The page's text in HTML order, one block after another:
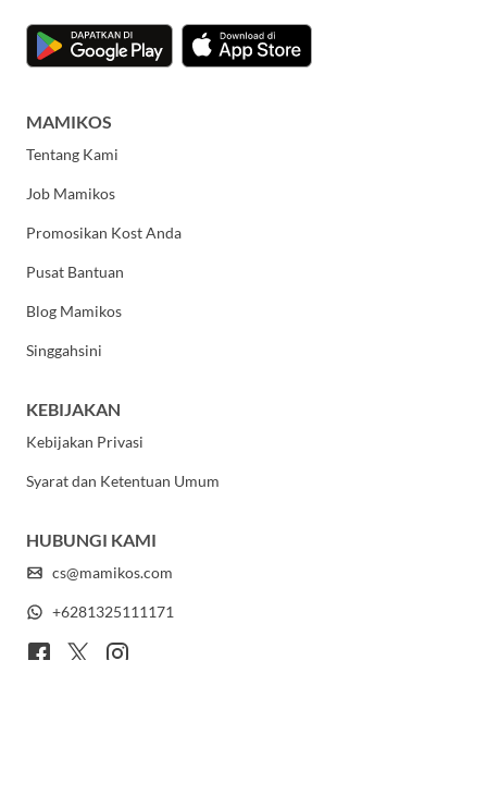
MAMIKOS
Tentang Kami
Job Mamikos
Promosikan Kost Anda
Pusat Bantuan
Blog Mamikos
Singgahsini
KEBIJAKAN
Kebijakan Privasi
Syarat dan Ketentuan Umum
HUBUNGI KAMI
cs@mamikos.com
+6281325111171